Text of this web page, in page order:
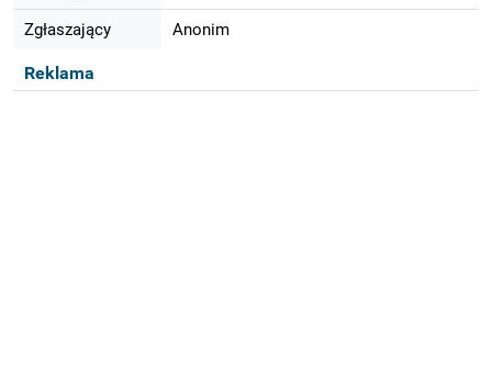
Zgłaszający Anonim
Reklama